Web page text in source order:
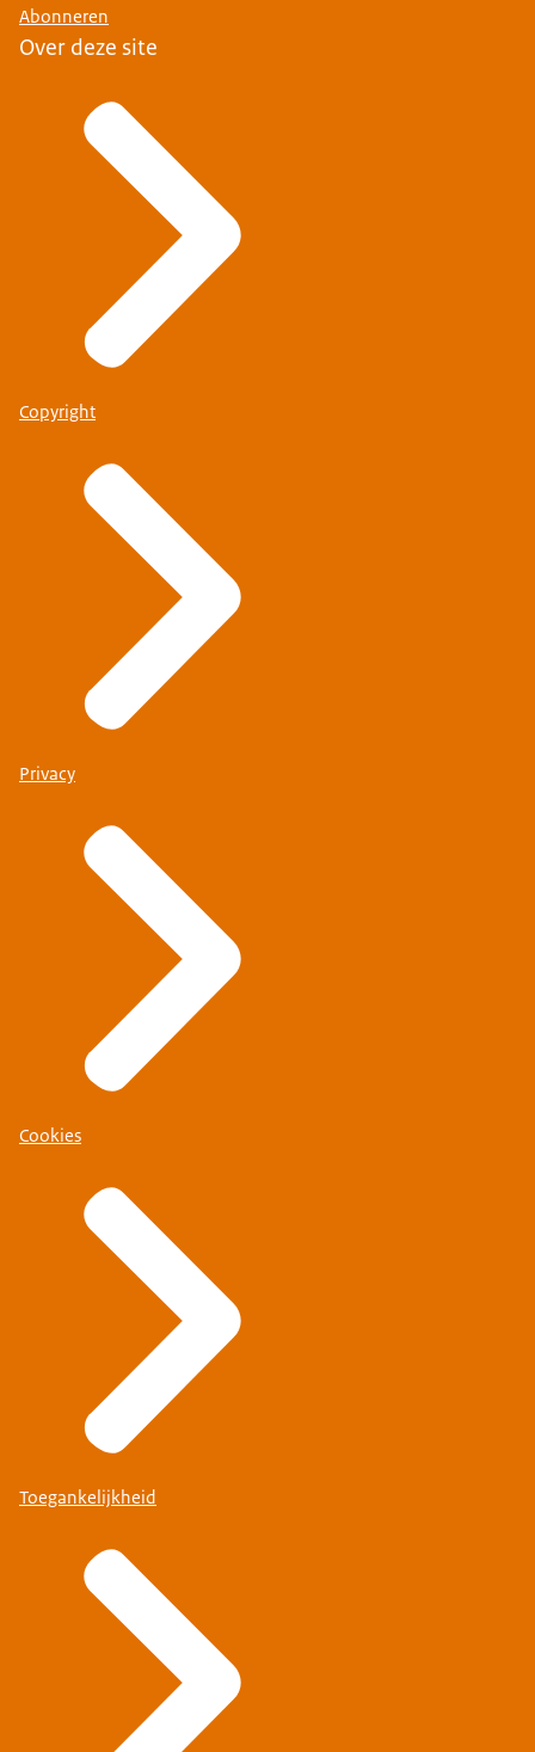
Abonneren
Over deze site
Copyright
Privacy
Cookies
Toegankelijkheid